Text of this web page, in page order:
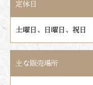
定休日
土曜日、日曜日、祝日
主な販売場所